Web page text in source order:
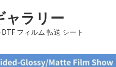
ャラリー
フィルム 転送 シート